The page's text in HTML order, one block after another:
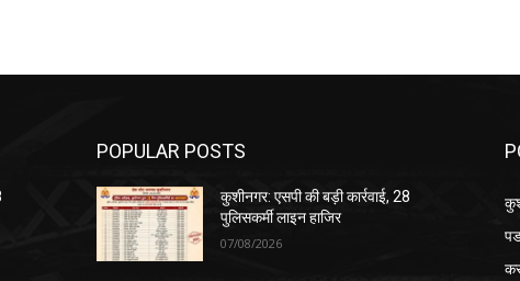
POPULAR POSTS
कुशीनगर: एसपी की बड़ी कार्रवाई, 28
पुलिसकर्मी लाइन हाजिर
07/08/2026